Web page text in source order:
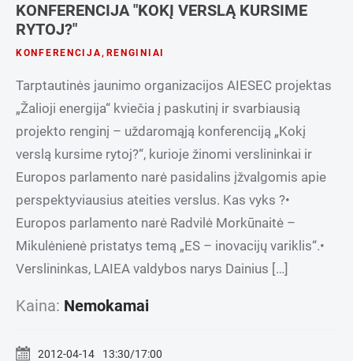
KONFERENCIJA "KOKĮ VERSLĄ KURSIME
RYTOJ?"
KONFERENCIJA, RENGINIAI
Tarptautinės jaunimo organizacijos AIESEC projektas
„Žalioji energija“ kviečia į paskutinį ir svarbiausią
projekto renginį – uždaromąją konferenciją „Kokį
verslą kursime rytoj?“, kurioje žinomi verslininkai ir
Europos parlamento narė pasidalins įžvalgomis apie
perspektyviausius ateities verslus. Kas vyks ?•
Europos parlamento narė Radvilė Morkūnaitė –
Mikulėnienė pristatys temą „ES – inovacijų variklis“.•
Verslininkas, LAIEA valdybos narys Dainius […]
Kaina: Nemokamai
2012-04-14
13:30/17:00